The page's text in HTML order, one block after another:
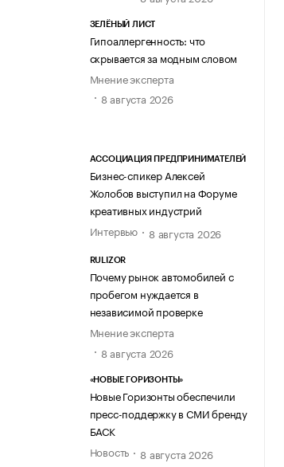
ЗЕЛЁНЫЙ ЛИСТ
Гипоаллергенность: что
скрывается за модным словом
Мнение эксперта
8 августа 2026
АССОЦИАЦИЯ ПРЕДПРИНИМАТЕЛЕЙ
Бизнес-спикер Алексей
Жолобов выступил на Форуме
креативных индустрий
Интервью
8 августа 2026
RULIZOR
Почему рынок автомобилей с
пробегом нуждается в
независимой проверке
Мнение эксперта
8 августа 2026
«НОВЫЕ ГОРИЗОНТЫ»
Новые Горизонты обеспечили
пресс-поддержку в СМИ бренду
БАСК
Новость
8 августа 2026